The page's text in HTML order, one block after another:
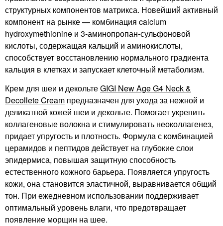
структурных компонентов матрикса. Новейший активный
компонент на рынке — комбинация calcium
hydroxymethionine и 3-аминопропан-сульфоновой
кислоты, содержащая кальций и аминокислоты,
способствует восстановлению нормального градиента
кальция в клетках и запускает клеточный метаболизм.
Крем для шеи и декольтеGIGI New Age G4 Neck &
Decollete Cream предназначен для ухода за нежной и
деликатной кожей шеи и декольте. Помогает укрепить
коллагеновые волокна и стимулировать неоколлагенез,
придает упругость и плотность. Формула с комбинацией
церамидов и пептидов действует на глубокие слои
эпидермиса, повышая защитную способность
естественного кожного барьера. Появляется упругость
кожи, она становится эластичной, выравнивается общий
тон. При ежедневном использовании поддерживает
оптимальный уровень влаги, что предотвращает
появление морщин на шее.